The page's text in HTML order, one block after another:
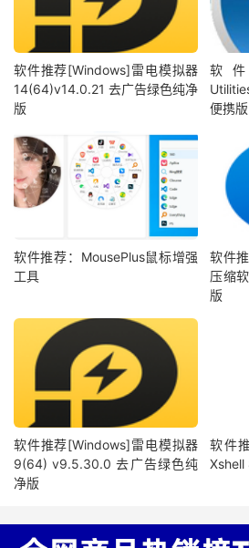
软件推荐[Windows]雷电模拟器
14(64)v14.0.21 去广告绿色纯净
版
软件
便携版
软件推荐：MousePlus鼠标增强
工具
软件
压缩
版
软件推荐[Windows]雷电模拟器
9(64) v9.5.30.0 去广告绿色纯
净版
软件
Xshell